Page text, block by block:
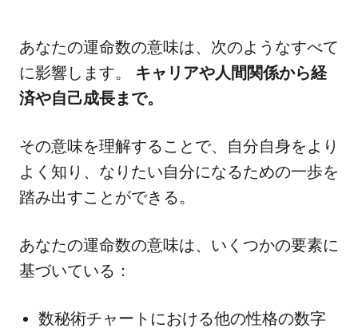
あなたの運命数の意味は、次のようなすべて
に影響します。
キャリアや人間関係から経
済や自己成長まで。
その意味を理解することで、自分自身をより
よく知り、なりたい自分になるための一歩を
踏み出すことができる。
あなたの運命数の意味は、いくつかの要素に
基づいている：
数秘術チャートにおける他の性格の数字